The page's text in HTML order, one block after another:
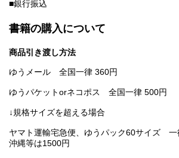
■銀行振込
書籍の購入について
商品引き渡し方法
ゆうメール 全国一律 360円
ゆうパケットorネコポス 全国一律 500円
↓規格サイズを超える場合
ヤマト運輸宅急便、ゆうパック60サイズ
沖縄等は1500円